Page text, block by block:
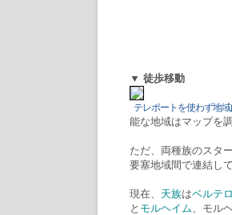
▼ 徒歩移動
テレポートを使わず地
能な地域はマップを
ただ、両種族のスタ
要塞地域間で連結し
現在、 天族はベルテ
と モルヘイム、モル